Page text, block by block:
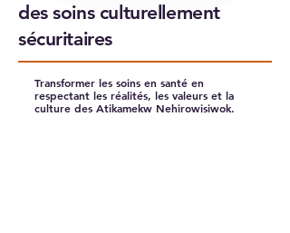
des soins culturellement
sécuritaires
Transformer les soins en santé en
respectant les réalités, les valeurs et la
culture des Atikamekw Nehirowisiwok.